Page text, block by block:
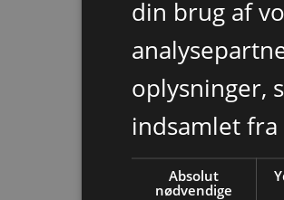
din brug af
oplysninger,
indsamlet
Absolut
nødvendige